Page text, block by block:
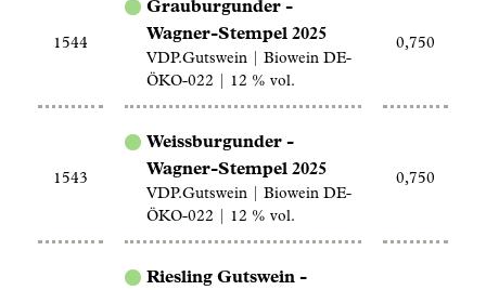
1544
Grauburgunder -
Wagner-Stempel 2025
VDP.Gutswein | Biowein DE-
ÖKO-022 | 12 % vol.
0,750
1543
Weissburgunder -
Wagner-Stempel 2025
VDP.Gutswein | Biowein DE-
ÖKO-022 | 12 % vol.
0,750
Riesling Gutswein -